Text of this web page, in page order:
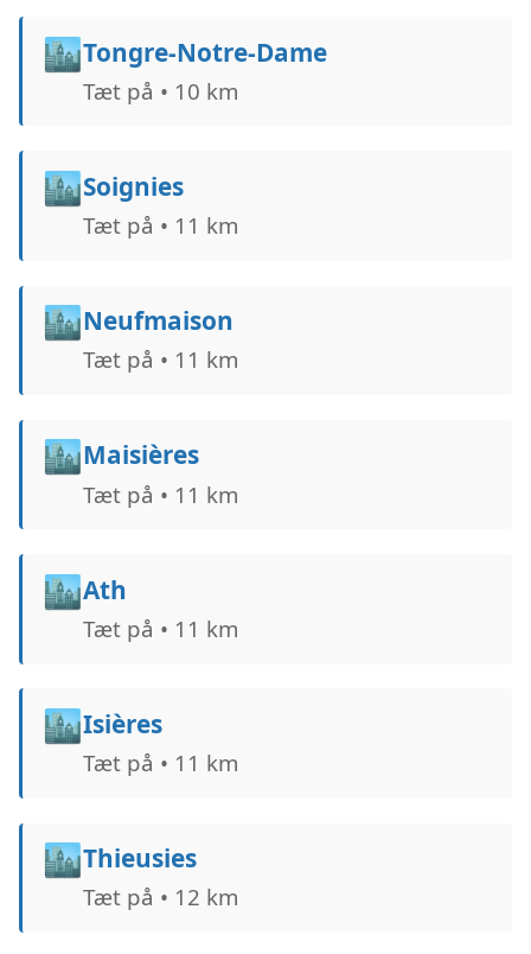
🏙️Tongre-Notre-Dame
Tæt på • 10 km
🏙️Soignies
Tæt på • 11 km
🏙️Neufmaison
Tæt på • 11 km
🏙️Maisières
Tæt på • 11 km
🏙️Ath
Tæt på • 11 km
🏙️Isières
Tæt på • 11 km
🏙️Thieusies
Tæt på • 12 km